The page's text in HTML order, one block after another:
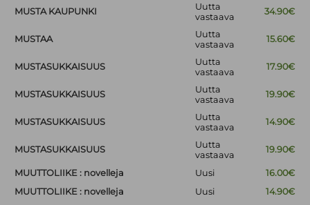
MUSTA KAUPUNKI
Uutta
vastaava
34.90€
MUSTAA
Uutta
vastaava
15.60€
MUSTASUKKAISUUS
Uutta
vastaava
17.90€
MUSTASUKKAISUUS
Uutta
vastaava
19.90€
MUSTASUKKAISUUS
Uutta
vastaava
14.90€
MUSTASUKKAISUUS
Uutta
vastaava
19.90€
MUUTTOLIIKE : novelleja Uusi
16.00€
MUUTTOLIIKE : novelleja
Uusi 14.90€